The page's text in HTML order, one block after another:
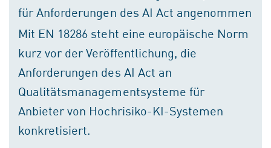
für Anforderungen des AI Act angenommen
Mit EN 18286 steht eine europäische Norm
kurz vor der Veröffentlichung, die
Anforderungen des AI Act an
Qualitätsmanagementsysteme für
Anbieter von Hochrisiko-KI-Systemen
konkretisiert.